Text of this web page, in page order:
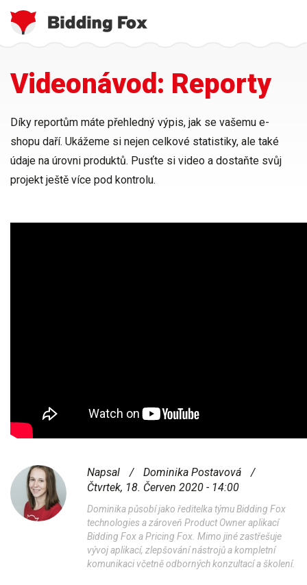
hlavnímu
zde
Videonávod: Reporty
Díky reportům máte přehledný výpis, jak se vašemu e-
shopu daří. Ukážeme si nejen celkové statistiky, ale také
údaje na úrovni produktů. Pusťte si video a dostaňte svůj
projekt ještě více pod kontrolu.
Napsal / Dominika Postavová
/
Čtvrtek, 18. Červen 2020 - 14:00
Dominika působí jako ředitelka týmu Bidding Fox
technologies a zároveň Product Owner aplikací
Bidding Fox a Pricing Fox. Mimo jiné zastřešuje
vývoj aplikací, zlepšování nástrojů a kompletní
komunikaci včetně odborných konzultací a školení.